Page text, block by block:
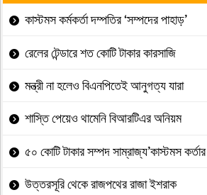
কাস্টমস কর্মকর্তা দম্পতির ‘সম্পদের পাহাড়’
রেলের টেন্ডারে শত কোটি টাকার কারসাজি
মন্ত্রী না হলেও বিএনপিতেই আনুগত্য যারা
শাস্তি পেয়েও থামেনি বিআরটিএর অনিয়ম
৫০ কোটি টাকার সম্পদ সাম্রাজ্য’কাস্টমস কর্তার
উত্তরসূরি থেকে রাজপথের রাজা ইশরাক